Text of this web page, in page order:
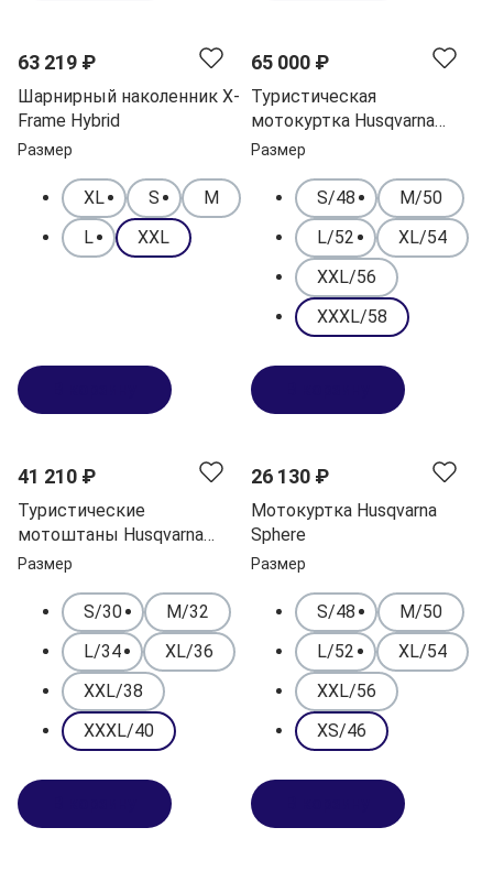
63 219 ₽
Шарнирный наколенник X-
Frame Hybrid
Размер
XL S
M
L
XXL
65 000 ₽
Туристическая
мотокуртка Husqvarna
Scalar
Размер
S/48
M/50
L/52
XL/54
XXL/56
XXXL/58
41 210 ₽
Туристические
мотоштаны Husqvarna
Scalar
Размер
S/30
M/32
L/34
XL/36
XXL/38
XXXL/40
NEW
26 130 ₽
Мотокуртка Husqvarna
Sphere
Размер
S/48
M/50
L/52
XL/54
XXL/56
XS/46